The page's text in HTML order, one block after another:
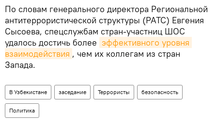
По словам генерального директора Региональной
антитеррористической структуры (РАТС) Евгения
Сысоева, спецслужбам стран-участниц ШОС
удалось достичь более эффективного уровня
взаимодействия , чем их коллегам из стран
Запада.
В Узбекистане заседание Террористы безопасность
Политика